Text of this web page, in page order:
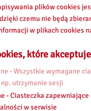
plików cookies
czemu nie będą
w plikach cookies
które
- Wszystkie wymagane
utrzymanie sesji
- Ciasteczka
w serwisie